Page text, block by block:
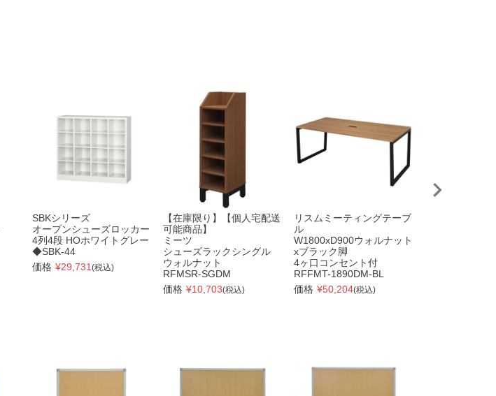
SBKシリーズ
オープンシューズロッカー
4列4段 HOホワイトグレー
◆SBK-44
価格 ¥29,731(税込)
【在庫限り】【個人宅配送
可能商品】
ミーツ
シューズラックシングル
ウォルナット
RFMSR-SGDM
価格 ¥10,703(税込)
リスムミーティングテーブ
ル
W1800xD900ウォルナット
xブラック脚
4ヶ口コンセント付
RFFMT-1890DM-BL
価格 ¥50,204(税込)